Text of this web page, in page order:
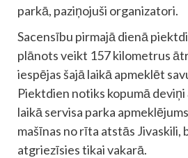
parkā, paziņojuši organizatori.
Sacensību pirmajā dienā
plānots veikt 157 kilometrus
iespējas šajā laikā apmeklēt
Piektdien notiks kopumā
laikā servisa parka
mašīnas no rīta atstās Jivaskili,
atgriezīsies tikai vakarā.